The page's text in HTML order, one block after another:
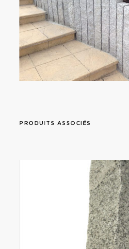
PRODUITS ASSOCIÉS